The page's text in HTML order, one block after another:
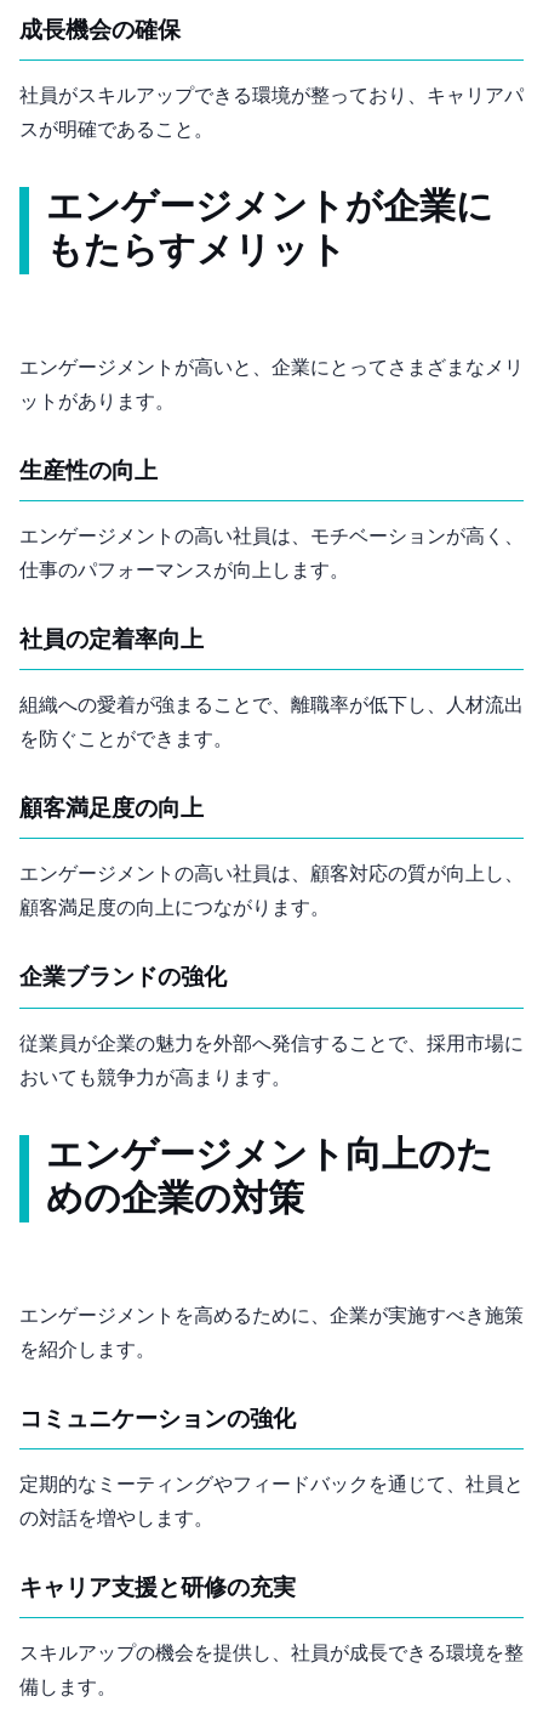
成長機会の確保
社員がスキルアップできる環境が整っており、キャリアパ
スが明確であること。
エンゲージメントが企業に
もたらすメリット
エンゲージメントが高いと、企業にとってさまざまなメリ
ットがあります。
生産性の向上
エンゲージメントの高い社員は、モチベーションが高く、
仕事のパフォーマンスが向上します。
社員の定着率向上
組織への愛着が強まることで、離職率が低下し、人材流出
を防ぐことができます。
顧客満足度の向上
エンゲージメントの高い社員は、顧客対応の質が向上し、
顧客満足度の向上につながります。
企業ブランドの強化
従業員が企業の魅力を外部へ発信することで、採用市場に
おいても競争力が高まります。
エンゲージメント向上のた
めの企業の対策
エンゲージメントを高めるために、企業が実施すべき施策
を紹介します。
コミュニケーションの強化
定期的な1on1ミーティングやフィードバックを通じて、社員と
の対話を増やします。
キャリア支援と研修の充実
スキルアップの機会を提供し、社員が成長できる環境を整
備します。